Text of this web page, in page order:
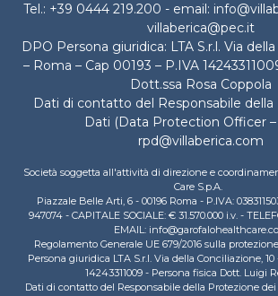
Tel.: +39 0444 219.200 - email:
villaberica@pec.it
DPO Persona giuridica: LTA S.r.l. Via
– Roma – Cap 00193 – P.IVA
Dott.ssa Rosa Coppola
Dati di contatto del Responsabile
Dati (Data Protection Officer –
rpd@villaberica.com
Società soggetta all'attività di direzione e
Care S.p.A.
Piazzale Belle Arti, 6 - 00196 Roma - P.IVA:
947074 - CAPITALE SOCIALE: € 31.570.000 i.v. -
EMAIL:
Regolamento Generale UE 679/2016 sulla
Persona giuridica LTA S.r.l. Via della Conciliazione, 10
14243311009 - Persona fisica Dott. Luigi
Dati di contatto del Responsabile della Protezione